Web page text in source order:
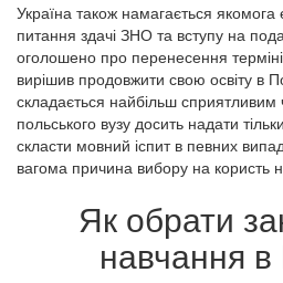
Україна також намагається
питання здачі ЗНО та вступу на
оголошено про перенесення
вирішив продовжити свою освіту в
складається найбільш
польського вузу досить надати
скласти мовний іспит в певних
вагома причина вибору на користь
Як обрати
навчання